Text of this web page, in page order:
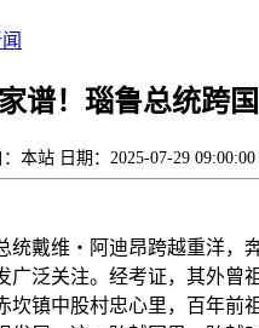
谱！瑙鲁总统跨
：本站 日期：2025-07-29 09:00:00
统戴维・阿迪昂跨越重洋，
广泛关注。经考证，其外曾
坎镇中股村忠心里，百年前